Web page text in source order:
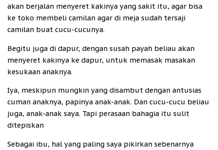
akan berjalan menyeret kakinya yang sakit itu, agar bisa
ke toko membeli camilan agar di meja sudah tersaji
camilan buat cucu-cucunya.
Begitu juga di dapur, dengan susah payah beliau akan
menyeret kakinya ke dapur, untuk memasak masakan
kesukaan anaknya.
Iya, meskipun mungkin yang disambut dengan antusias
cuman anaknya, papinya anak-anak. Dan cucu-cucu beliau
juga, anak-anak saya. Tapi perasaan bahagia itu sulit
ditepiskan
Sebagai ibu, hal yang paling saya pikirkan sebenarnya